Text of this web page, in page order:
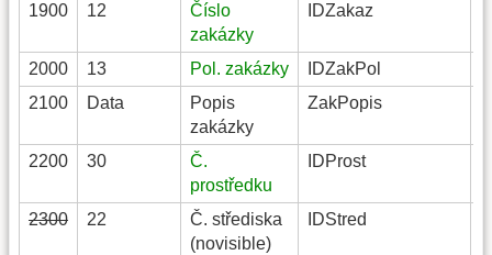
1900 12
Číslo
zakázky
IDZakaz
2000 13 Pol. zakázky IDZakPol
2100
Data
Popis
zakázky
ZakPopis
2200 30
Č.
prostředku
IDProst
2300 22
Č. střediska
(novisible)
IDStred